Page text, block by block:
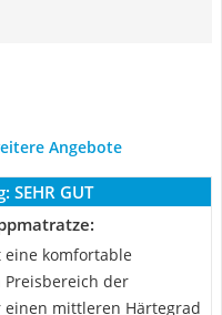
Angebote
SEHR GUT
komfortable
der
einen mittleren Härtegrad